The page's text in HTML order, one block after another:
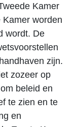
Kamer
worden
wordt. De
zijn.
zozeer op
beleid en
te zien en te
en